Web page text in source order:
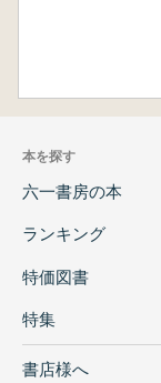
本を探す
六一書房の本
ランキング
特価図書
特集
書店様へ